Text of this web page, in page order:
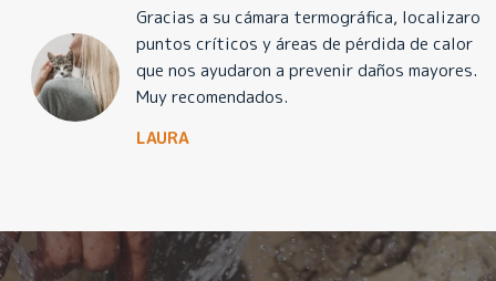
Gracias a su cámara termográfica, localizaron
puntos críticos y áreas de pérdida de calor
que nos ayudaron a prevenir daños mayores.
Muy recomendados.
LAURA